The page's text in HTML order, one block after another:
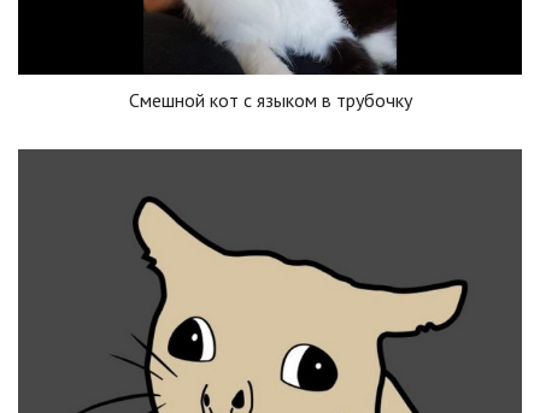
Смешной кот с языком в трубочку